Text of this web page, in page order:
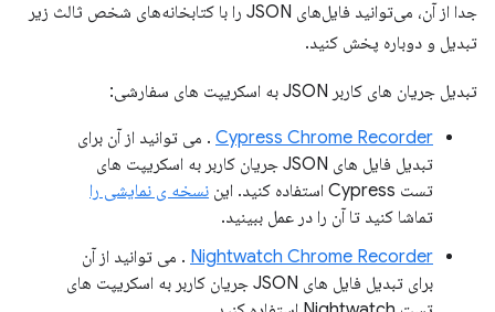
جدا از آن، می‌توانید فایل‌های JSON را با کتابخانه‌های شخص ثالث زیر
تبدیل و دوباره پخش کنید.
تبدیل جریان های کاربر JSON به اسکریپت های سفارشی:
Cypress Chrome Recorder . می توانید از آن برای
تبدیل فایل های JSON جریان کاربر به اسکریپت های
تست Cypress استفاده کنید. این
نسخه ی نمایشی را
تماشا کنید تا آن را در عمل ببینید.
Nightwatch Chrome Recorder . می توانید از آن
برای تبدیل فایل های JSON جریان کاربر به اسکریپت های